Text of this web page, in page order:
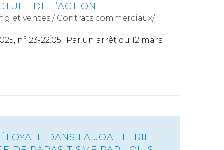
DE L’ACTION
et ventes / Contrats commerciaux/
n° 23-22.051 Par un arrêt du 12 mars
DANS LA JOAILLERIE